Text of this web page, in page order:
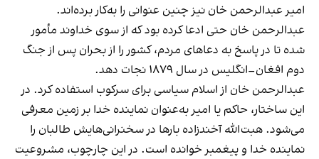
امیر عبدالرحمن خان نیز چنین عنوانی را به‌کار برده‌اند.
عبدالرحمن خان حتی ادعا کرده بود که از سوی خداوند مأمور
شده تا در پاسخ به دعاهای مردم، کشور را از بحران پس از جنگ
دوم افغان–انگلیس در سال ۱۸۷۹ نجات دهد.
عبدالرحمن خان از اسلام سیاسی برای سرکوب استفاده کرد. در
این ساختار، حاکم یا امیر به‌عنوان نماینده خدا بر زمین معرفی
می‌شود. هبت‌الله آخندزاده بارها در سخنرانی‌هایش طالبان را
نماینده خدا و پیغمبر خوانده است. در این چارچوب، مشروعیت